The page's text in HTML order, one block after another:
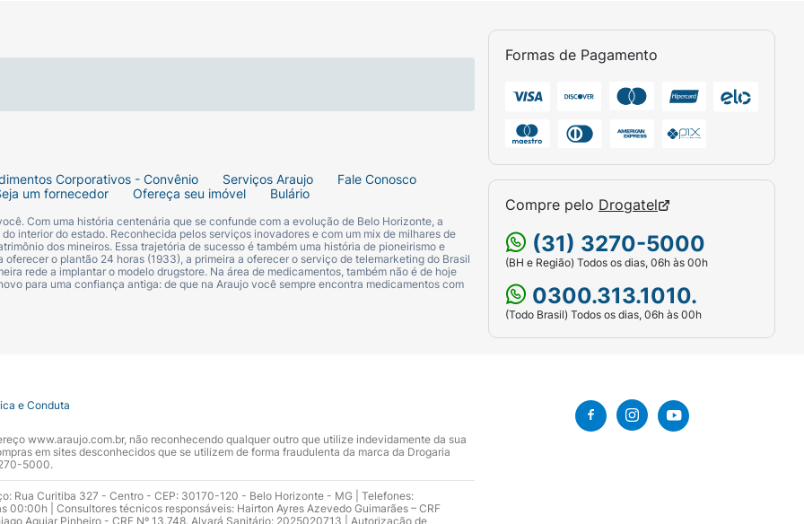
Corporativos - Convênio Serviços Araujo
Fale Conosco
um fornecedor Ofereça seu imóvel Bulário
Com uma história centenária que se confunde com a evolução de Belo Horizonte, a
interior do estado. Reconhecida pelos serviços inovadores e com um mix de milhares de
dos mineiros. Essa trajetória de sucesso é também uma história de pioneirismo e
o plantão 24 horas (1933), a primeira a oferecer o serviço de telemarketing do Brasil
rede a implantar o modelo drugstore. Na área de medicamentos, também não é de hoje
para uma confiança antiga: de que na Araujo você sempre encontra medicamentos com
Formas de Pagamento
Compre pelo Drogatel
(31) 3270-5000
(BH e Região) Todos os dias, 06h às 00h
0300.313.1010.
(Todo Brasil) Todos os dias, 06h às 00h
e Conduta
www.araujo.com.br, não reconhecendo qualquer outro que utilize indevidamente da sua
em sites desconhecidos que se utilizem de forma fraudulenta da marca da Drogaria
5000.
Rua Curitiba 327 - Centro - CEP: 30170-120 - Belo Horizonte - MG | Telefones:
| Consultores técnicos responsáveis: Hairton Ayres Azevedo Guimarães – CRF
Aguiar Pinheiro - CRF Nº 13.748. Alvará Sanitário: 2025020713 | Autorização de